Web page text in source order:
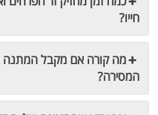
חייו?
מה קורה אם מקבל המתנה
המסירה?